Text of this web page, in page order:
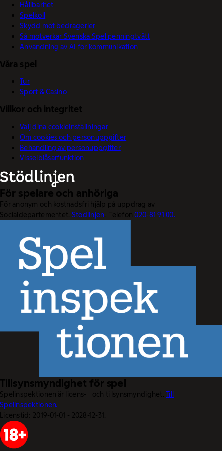
Hållbarhet
Spelkoll
Skydd mot bedrägerier
Så motverkar Svenska Spel penningtvätt
Användning av AI för kommunikation
Våra spel
Tur
Sport & Casino
Villkor och integritet
Välj dina cookieinställningar
Om cookies och personuppgifter
Behandling av personuppgifter
Visselblåsarfunktion
För spelare och anhöriga
För anonym och kostnadsfri hjälp på uppdrag av
Socialdepartementet. Stödlinjen. Telefon020-81 91 00.
Tillsynsmyndighet för spel
Spelinspektionen är licens- och tillsynsmyndighet.Till
Spelinspektionen.
Licenstid: 2019-01-01 - 2028-12-31.